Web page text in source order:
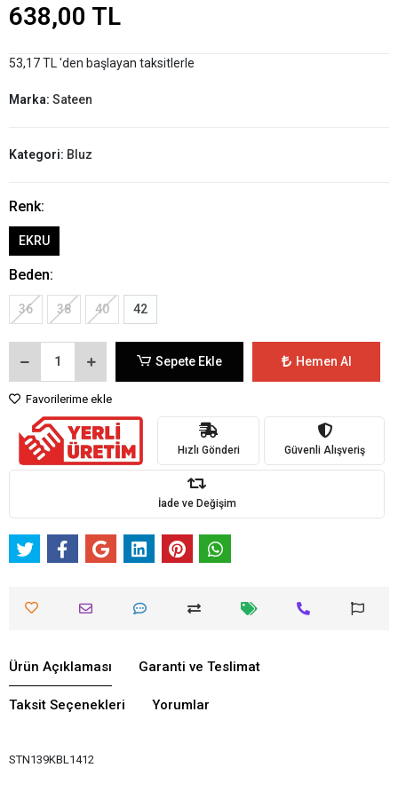
638,00 TL
53,17 TL 'den başlayan taksitlerle
Marka: Sateen
Kategori: Bluz
Renk:
EKRU
Beden:
36 38 40 42
Sepete Ekle Hemen Al
Favorilerime ekle
Hızlı Gönderi Güvenli Alışveriş
İade ve Değişim
Ürün Açıklaması Garanti ve Teslimat
Taksit Seçenekleri Yorumlar
STN139KBL1412